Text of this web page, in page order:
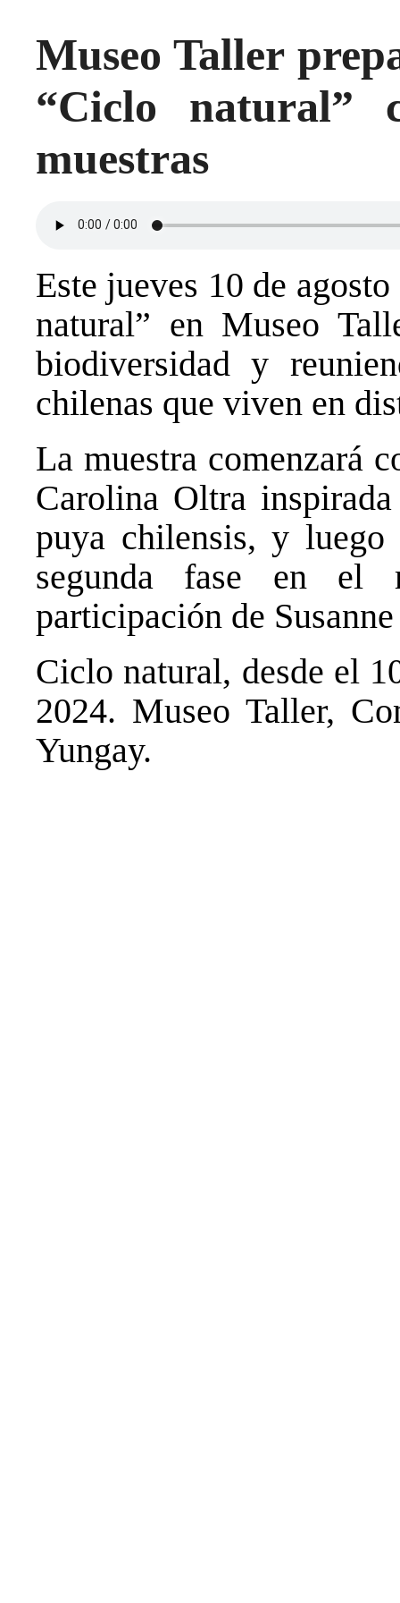
Museo Taller
“Ciclo natural”
muestras
Este jueves 10 de
natural” en Museo
biodiversidad y
chilenas que viven en
La muestra comenzará
Carolina Oltra
puya chilensis, y luego
segunda fase en el
participación de
Ciclo natural, desde el
2024. Museo Taller,
Yungay.